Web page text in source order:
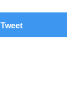
Tweet